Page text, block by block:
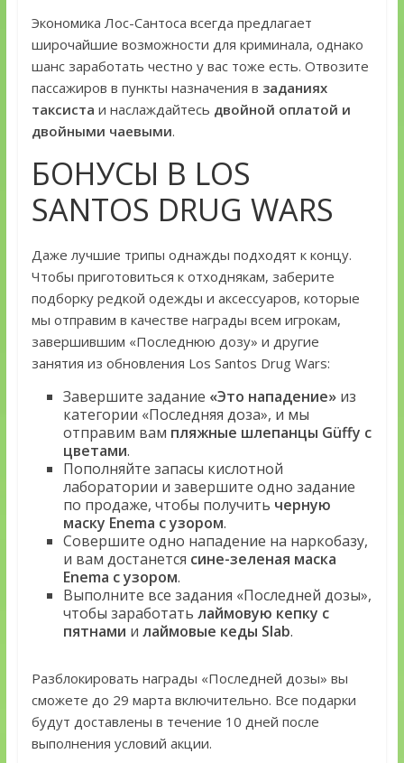
Экономика Лос-Сантоса всегда предлагает
широчайшие возможности для криминала, однако
шанс заработать честно у вас тоже есть. Отвозите
пассажиров в пункты назначения в заданиях
таксиста и наслаждайтесь двойной оплатой и
двойными чаевыми.
БОНУСЫ В LOS
SANTOS DRUG WARS
Даже лучшие трипы однажды подходят к концу.
Чтобы приготовиться к отходнякам, заберите
подборку редкой одежды и аксессуаров, которые
мы отправим в качестве награды всем игрокам,
завершившим «Последнюю дозу» и другие
занятия из обновления Los Santos Drug Wars:
Завершите задание «Это нападение»из
категории «Последняя доза», и мы
отправим вам пляжные шлепанцы Güffy с
цветами.
Пополняйте запасы кислотной
лаборатории и завершите одно задание
по продаже, чтобы получить черную
маску Enema с узором.
Совершите одно нападение на наркобазу,
и вам достанется сине-зеленая маска
Enema с узором.
Выполните все задания «Последней дозы»,
чтобы заработать лаймовую кепку с
пятнами и лаймовые кеды Slab.
Разблокировать награды «Последней дозы» вы
сможете до 29 марта включительно. Все подарки
будут доставлены в течение 10 дней после
выполнения условий акции.